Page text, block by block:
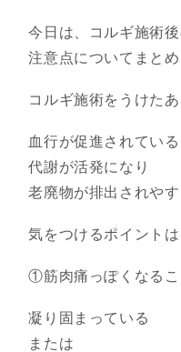
今日は、コルギ施術
注意点についてまと
コルギ施術をうけた
血行が促進されている
代謝が活発になり
老廃物が排出されや
気をつけるポイントは
①筋肉痛っぽくなるこ
凝り固まっている
または